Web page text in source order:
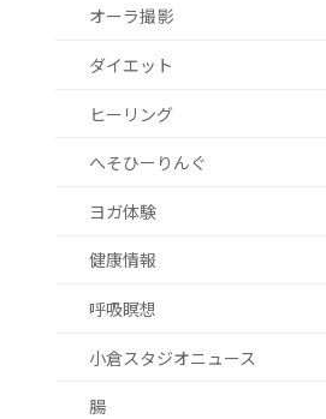
オーラ撮影
ダイエット
ヒーリング
へそひーりんぐ
ヨガ体験
健康情報
呼吸瞑想
小倉スタジオニュース
腸